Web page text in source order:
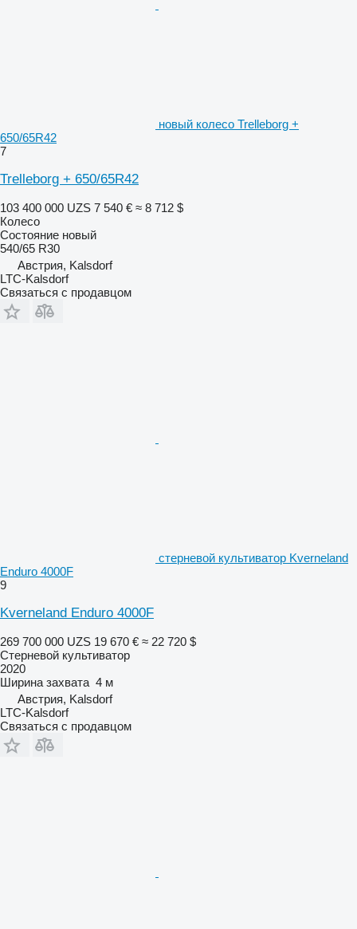
новый колесо Trelleborg +
650/65R42
7
Trelleborg + 650/65R42
103 400 000 UZS 7 540 € ≈ 8 712 $
Колесо
Состояние новый
540/65 R30
Австрия, Kalsdorf
LTC-Kalsdorf
Связаться с продавцом
стерневой культиватор Kverneland
Enduro 4000F
9
Kverneland Enduro 4000F
269 700 000 UZS 19 670 € ≈ 22 720 $
Стерневой культиватор
2020
Ширина захвата 4 м
Австрия, Kalsdorf
LTC-Kalsdorf
Связаться с продавцом